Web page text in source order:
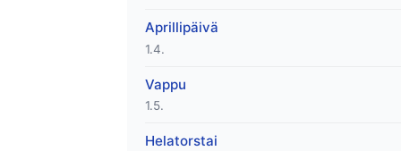
Aprillipäivä
1.4.
Vappu
1.5.
Helatorstai